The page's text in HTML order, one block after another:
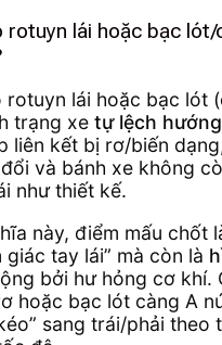
rotuyn lái hoặc bạc
rotuyn lái hoặc bạc lót
trạng xe tự lệch
liên kết bị rơ/biến
và bánh xe không
như thiết kế.
này, điểm mấu chốt
giác tay lái” mà còn là
bởi hư hỏng cơ khí.
hoặc bạc lót càng A
sang trái/phải theo